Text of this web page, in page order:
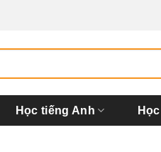
Học tiếng Anh